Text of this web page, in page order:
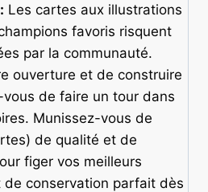
Les cartes aux illustrations
favoris risquent
par la communauté.
ouverture et de construire
de faire un tour dans
Munissez-vous de
de qualité et de
figer vos meilleurs
conservation parfait dès